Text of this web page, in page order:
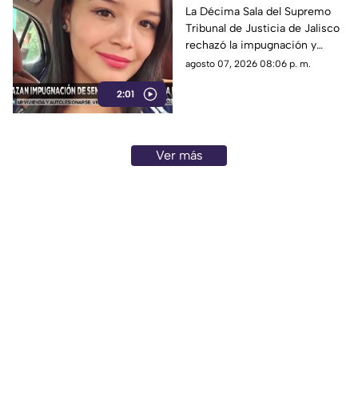
2:01
por el feminicidio de
Isis Urteaga
La Décima Sala del Supremo
Tribunal de Justicia de Jalisco
rechazó la impugnación y
confirmó la sentencia contra
agosto 07, 2026 08:06 p. m.
Ver más